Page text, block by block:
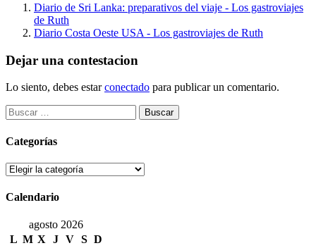
Diario de Sri Lanka: preparativos del viaje - Los gastroviajes
de Ruth
Diario Costa Oeste USA - Los gastroviajes de Ruth
Dejar una contestacion
Lo siento, debes estarconectado para publicar un comentario.
Buscar:
Categorías
Categorías
Calendario
agosto 2026
L M X J V S D